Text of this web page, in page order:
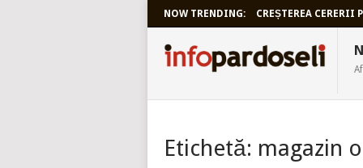
NOW TRENDING: CREȘTEREA CERERII
Etichetă: magazin